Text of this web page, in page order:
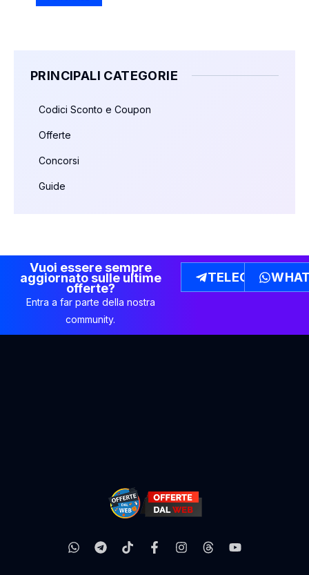
PRINCIPALI CATEGORIE
Codici Sconto e Coupon
Offerte
Concorsi
Guide
Vuoi essere sempre
aggiornato sulle ultime
offerte?
Entra a far parte della nostra
community.
TELEGRAM